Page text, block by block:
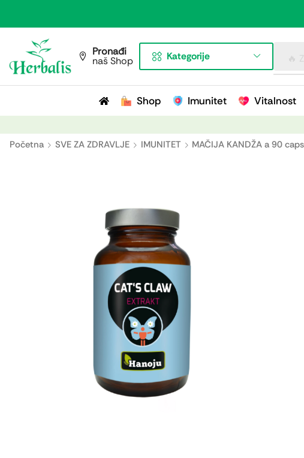
Pronađi
naš Shop Kategorije
Shop Imunitet Vitalnost
Početna SVE ZA ZDRAVLJE IMUNITET MAČIJA KANDŽA a 90 caps